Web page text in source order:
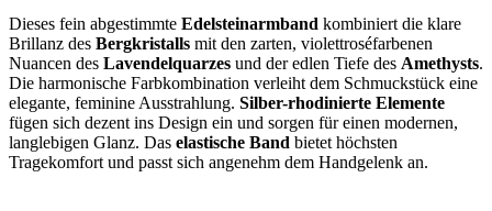
Dieses fein abgestimmte Edelsteinarmband kombiniert die klare
Brillanz des Bergkristalls mit den zarten, violettroséfarbenen
Nuancen des Lavendelquarzes und der edlen Tiefe des Amethysts.
Die harmonische Farbkombination verleiht dem Schmuckstück eine
elegante, feminine Ausstrahlung. Silber-rhodinierte Elemente
fügen sich dezent ins Design ein und sorgen für einen modernen,
langlebigen Glanz. Das elastische Band bietet höchsten
Tragekomfort und passt sich angenehm dem Handgelenk an.